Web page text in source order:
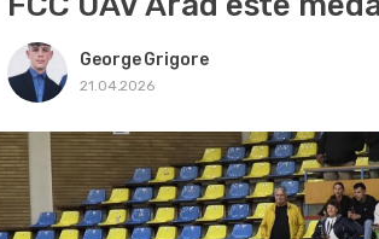
George Grigore
21.04.2026